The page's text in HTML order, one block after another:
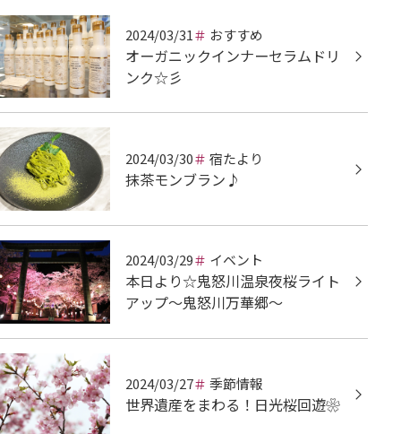
2024/03/31 おすすめ
オーガニックインナーセラムドリ
ンク☆彡
2024/03/30 宿たより
抹茶モンブラン♪
2024/03/29 イベント
本日より☆鬼怒川温泉夜桜ライト
アップ～鬼怒川万華郷～
2024/03/27 季節情報
世界遺産をまわる！日光桜回遊❀